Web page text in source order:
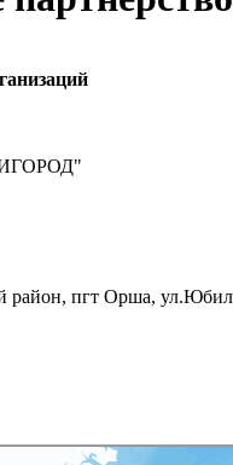
район, пгт Орша,